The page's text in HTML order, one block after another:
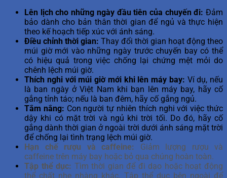
Lên lịch cho những ngày đầu tiên của chuyến đi: Đảm
bảo dành cho bản thân thời gian để ngủ và thực hiện
theo kế hoạch tiếp xúc với ánh sáng.
Điều chỉnh thời gian: Thay đổi thời gian hoạt động theo
múi giờ mới vào những ngày trước chuyến bay có thể
có hiệu quả trong việc chống lại chứng mệt mỏi do
chênh lệch múi giờ.
Thích nghi với múi giờ mới khi lên máy bay: Ví dụ, nếu
là ban ngày ở Việt Nam khi bạn lên máy bay, hãy cố
gắng tỉnh táo; nếu là ban đêm, hãy cố gắng ngủ.
Tắm nắng: Con người tự nhiên thích nghi với việc thức
dậy khi có mặt trời và ngủ khi trời tối. Do đó, hãy cố
gắng dành thời gian ở ngoài trời dưới ánh sáng mặt trời
để chống lại tình trạng lệch múi giờ.
Hạn chế rượu và caffeine: Giảm lượng rượu và
caffeine trên máy bay hoặc bỏ qua chúng hoàn toàn.
Tập thể dục: Tìm thời gian để đi dạo hoặc hoạt động
thể chất nhẹ nhàng khác. Tập thể dục bên ngoài để